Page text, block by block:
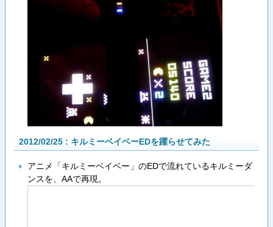
2012/02/25 : キルミーベイベーEDを躍らせてみた
アニメ「キルミーベイベー」のEDで流れているキルミーダ
ンスを、AAで再現。